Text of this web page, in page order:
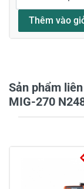
Đánh giá sao
Tiêu đề của
Viết nhận
Thêm vào
Sản phẩm
MIG-270